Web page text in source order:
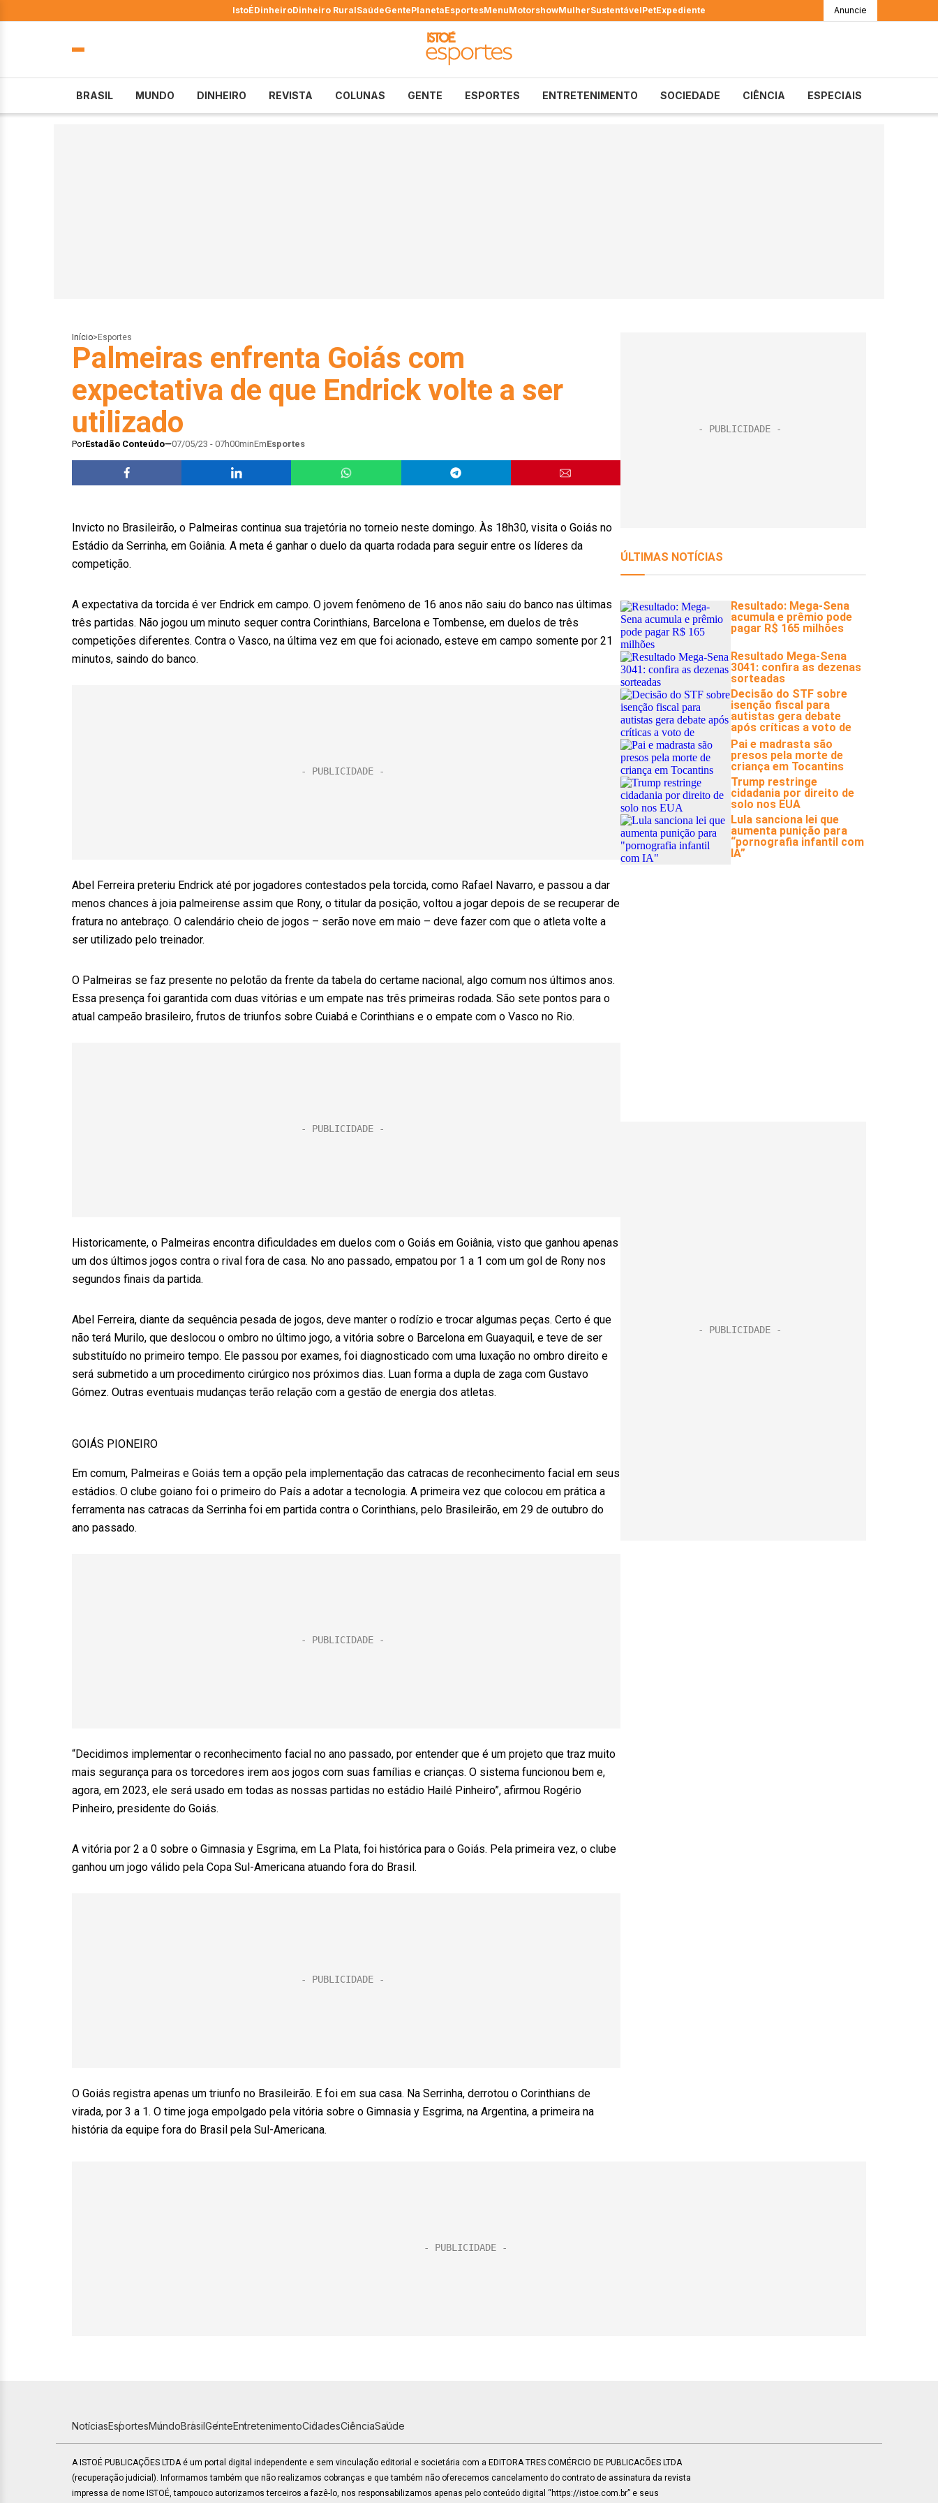
IstoÉDinheiroDinheiro RuralSaúdeGentePlanetaEsportesMenuMotorshowMulherSustentávelPetExpediente Anuncie
BRASIL MUNDO DINHEIRO REVISTA COLUNAS GENTE ESPORTES ENTRETENIMENTO SOCIEDADE CIÊNCIA ESPECIAIS
Início> Esportes
Palmeiras enfrenta Goiás com
expectativa de que Endrick volte a ser
utilizado
PorEstadão Conteúdo 07/05/23 - 07h00minEmEsportes
Invicto no Brasileirão, o Palmeiras continua sua trajetória no torneio neste domingo. Às 18h30, visita o Goiás no
Estádio da Serrinha, em Goiânia. A meta é ganhar o duelo da quarta rodada para seguir entre os líderes da
competição.
A expectativa da torcida é ver Endrick em campo. O jovem fenômeno de 16 anos não saiu do banco nas últimas
três partidas. Não jogou um minuto sequer contra Corinthians, Barcelona e Tombense, em duelos de três
competições diferentes. Contra o Vasco, na última vez em que foi acionado, esteve em campo somente por 21
minutos, saindo do banco.
Abel Ferreira preteriu Endrick até por jogadores contestados pela torcida, como Rafael Navarro, e passou a dar
menos chances à joia palmeirense assim que Rony, o titular da posição, voltou a jogar depois de se recuperar de
fratura no antebraço. O calendário cheio de jogos – serão nove em maio – deve fazer com que o atleta volte a
ser utilizado pelo treinador.
O Palmeiras se faz presente no pelotão da frente da tabela do certame nacional, algo comum nos últimos anos.
Essa presença foi garantida com duas vitórias e um empate nas três primeiras rodada. São sete pontos para o
atual campeão brasileiro, frutos de triunfos sobre Cuiabá e Corinthians e o empate com o Vasco no Rio.
Historicamente, o Palmeiras encontra dificuldades em duelos com o Goiás em Goiânia, visto que ganhou apenas
um dos últimos jogos contra o rival fora de casa. No ano passado, empatou por 1 a 1 com um gol de Rony nos
segundos finais da partida.
Abel Ferreira, diante da sequência pesada de jogos, deve manter o rodízio e trocar algumas peças. Certo é que
não terá Murilo, que deslocou o ombro no último jogo, a vitória sobre o Barcelona em Guayaquil, e teve de ser
substituído no primeiro tempo. Ele passou por exames, foi diagnosticado com uma luxação no ombro direito e
será submetido a um procedimento cirúrgico nos próximos dias. Luan forma a dupla de zaga com Gustavo
Gómez. Outras eventuais mudanças terão relação com a gestão de energia dos atletas.
GOIÁS PIONEIRO
Em comum, Palmeiras e Goiás tem a opção pela implementação das catracas de reconhecimento facial em seus
estádios. O clube goiano foi o primeiro do País a adotar a tecnologia. A primeira vez que colocou em prática a
ferramenta nas catracas da Serrinha foi em partida contra o Corinthians, pelo Brasileirão, em 29 de outubro do
ano passado.
“Decidimos implementar o reconhecimento facial no ano passado, por entender que é um projeto que traz muito
mais segurança para os torcedores irem aos jogos com suas famílias e crianças. O sistema funcionou bem e,
agora, em 2023, ele será usado em todas as nossas partidas no estádio Hailé Pinheiro”, afirmou Rogério
Pinheiro, presidente do Goiás.
A vitória por 2 a 0 sobre o Gimnasia y Esgrima, em La Plata, foi histórica para o Goiás. Pela primeira vez, o clube
ganhou um jogo válido pela Copa Sul-Americana atuando fora do Brasil.
O Goiás registra apenas um triunfo no Brasileirão. E foi em sua casa. Na Serrinha, derrotou o Corinthians de
virada, por 3 a 1. O time joga empolgado pela vitória sobre o Gimnasia y Esgrima, na Argentina, a primeira na
história da equipe fora do Brasil pela Sul-Americana.
NotíciasEsportesMundoBrasilGenteEntretenimentoCidadesCiênciaSaúde
A ISTOÉ PUBLICAÇÕES LTDA é um portal digital independente e sem vinculação editorial e societária com a EDITORA TRES COMÉRCIO DE PUBLICACÕES LTDA
(recuperação judicial). Informamos também que não realizamos cobranças e que também não oferecemos cancelamento do contrato de assinatura da revista
impressa de nome ISTOÉ, tampouco autorizamos terceiros a fazê-lo, nos responsabilizamos apenas pelo conteúdo digital “https://istoe.com.br” e seus